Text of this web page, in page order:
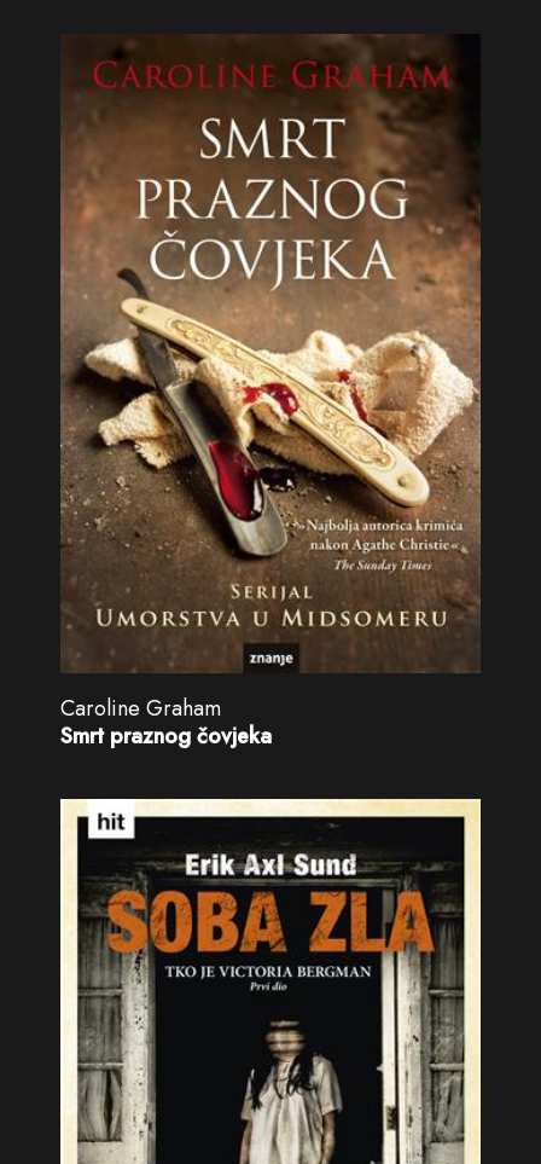
Caroline Graham
Smrt praznog čovjeka